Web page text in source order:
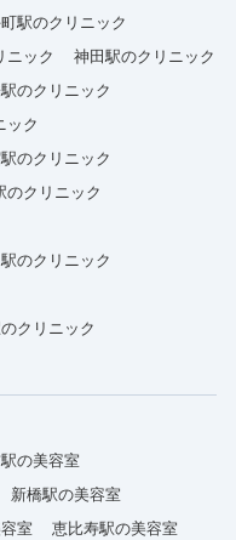
駅のクリニック
ニック
神田駅のクリニック
のクリニック
ック
のクリニック
のクリニック
のクリニック
クリニック
の美容室
新橋駅の美容室
室
恵比寿駅の美容室